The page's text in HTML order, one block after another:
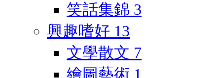
笑話集錦 3
興趣嗜好 13
文學散文 7
繪圖藝術 1